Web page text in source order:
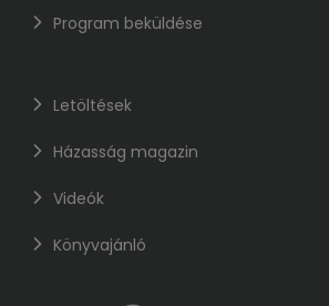
Program beküldése
Letöltések
Házasság magazin
Videók
Könyvajánló